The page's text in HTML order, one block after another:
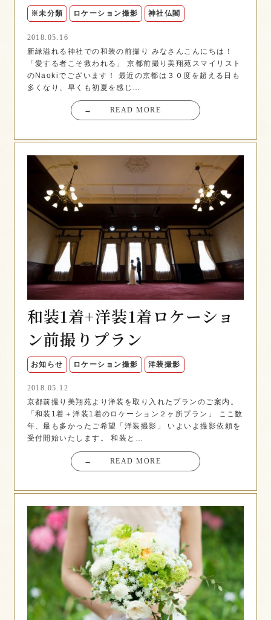
※未分類 ロケーション撮影 神社仏閣
2018.05.16
新緑溢れる神社での和装の前撮り みなさんこんにちは！
「愛する者こそ救われる」 京都前撮り美翔苑スマイリスト
のNaokiでございます！ 最近の京都は３０度を超える日も
多くなり、早くも初夏を感じ…
→ READ MORE
和装1着+洋装1着ロケーショ
ン前撮りプラン
お知らせ ロケーション撮影 洋装撮影
2018.05.12
京都前撮り美翔苑より洋装を取り入れたプランのご案内。
「和装1着＋洋装1着のロケーション２ヶ所プラン」 ここ数
年、最も多かったご希望「洋装撮影」 いよいよ撮影依頼を
受付開始いたします。 和装と…
→ READ MORE